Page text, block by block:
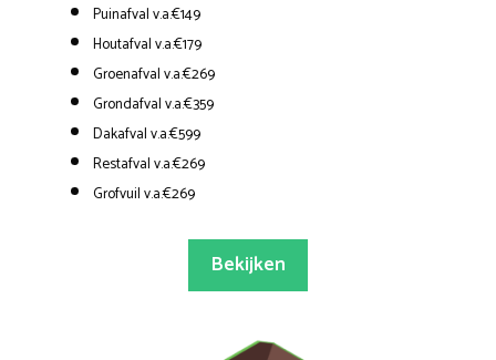
Puinafval v.a.€149
Houtafval v.a.€179
Groenafval v.a.€269
Grondafval v.a.€359
Dakafval v.a.€599
Restafval v.a.€269
Grofvuil v.a.€269
Bekijken